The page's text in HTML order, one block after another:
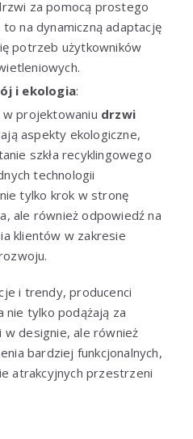
za pomocą prostego
na dynamiczną adaptację
potrzeb użytkowników
i ekologia:
w projektowaniu drzwi
aspekty ekologiczne,
szkła recyklingowego
technologii
tylko krok w stronę
ale również odpowiedź na
klientów w zakresie
i trendy, producenci
nie tylko podążają za
designie, ale również
bardziej funkcjonalnych,
atrakcyjnych przestrzeni